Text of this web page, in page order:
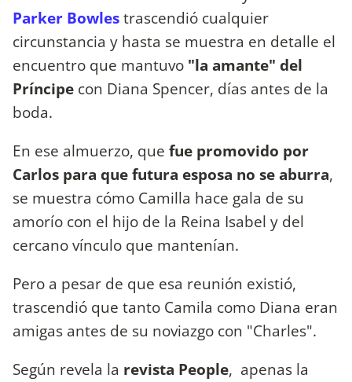
Parker Bowlestrascendió cualquier
circunstancia y hasta se muestra en detalle el
encuentro que mantuvo "la amante" del
Príncipe con Diana Spencer, días antes de la
boda.
En ese almuerzo, que fue promovido por
Carlos para que futura esposa no se aburra,
se muestra cómo Camilla hace gala de su
amorío con el hijo de la Reina Isabel y del
cercano vínculo que mantenían.
Pero a pesar de que esa reunión existió,
trascendió que tanto Camila como Diana eran
amigas antes de su noviazgo con "Charles".
Según revela la revista People, apenas la